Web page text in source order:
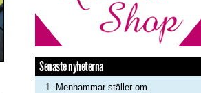
Senaste nyheterna
Menhammar ställer om